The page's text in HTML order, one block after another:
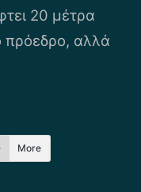
20 μέτρα
πρόεδρο, αλλά
More